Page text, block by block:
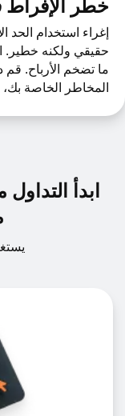
إغراء استخدام
حقيقي ولكنه خطير.
ما تضخم الأرباح. قم
المخاطر الخاصة
ابدأ